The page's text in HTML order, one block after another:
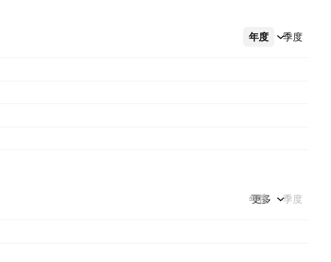
年度 季度
更多
年度 季度
更多